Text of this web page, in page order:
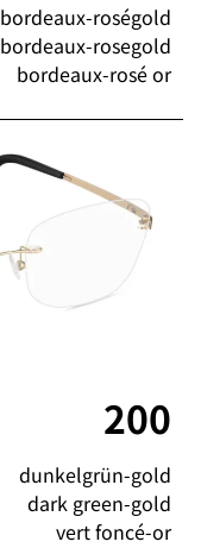
bordeaux-roségold
bordeaux-rosegold
bordeaux-rosé or
200
dunkelgrün-gold
dark green-gold
vert foncé-or